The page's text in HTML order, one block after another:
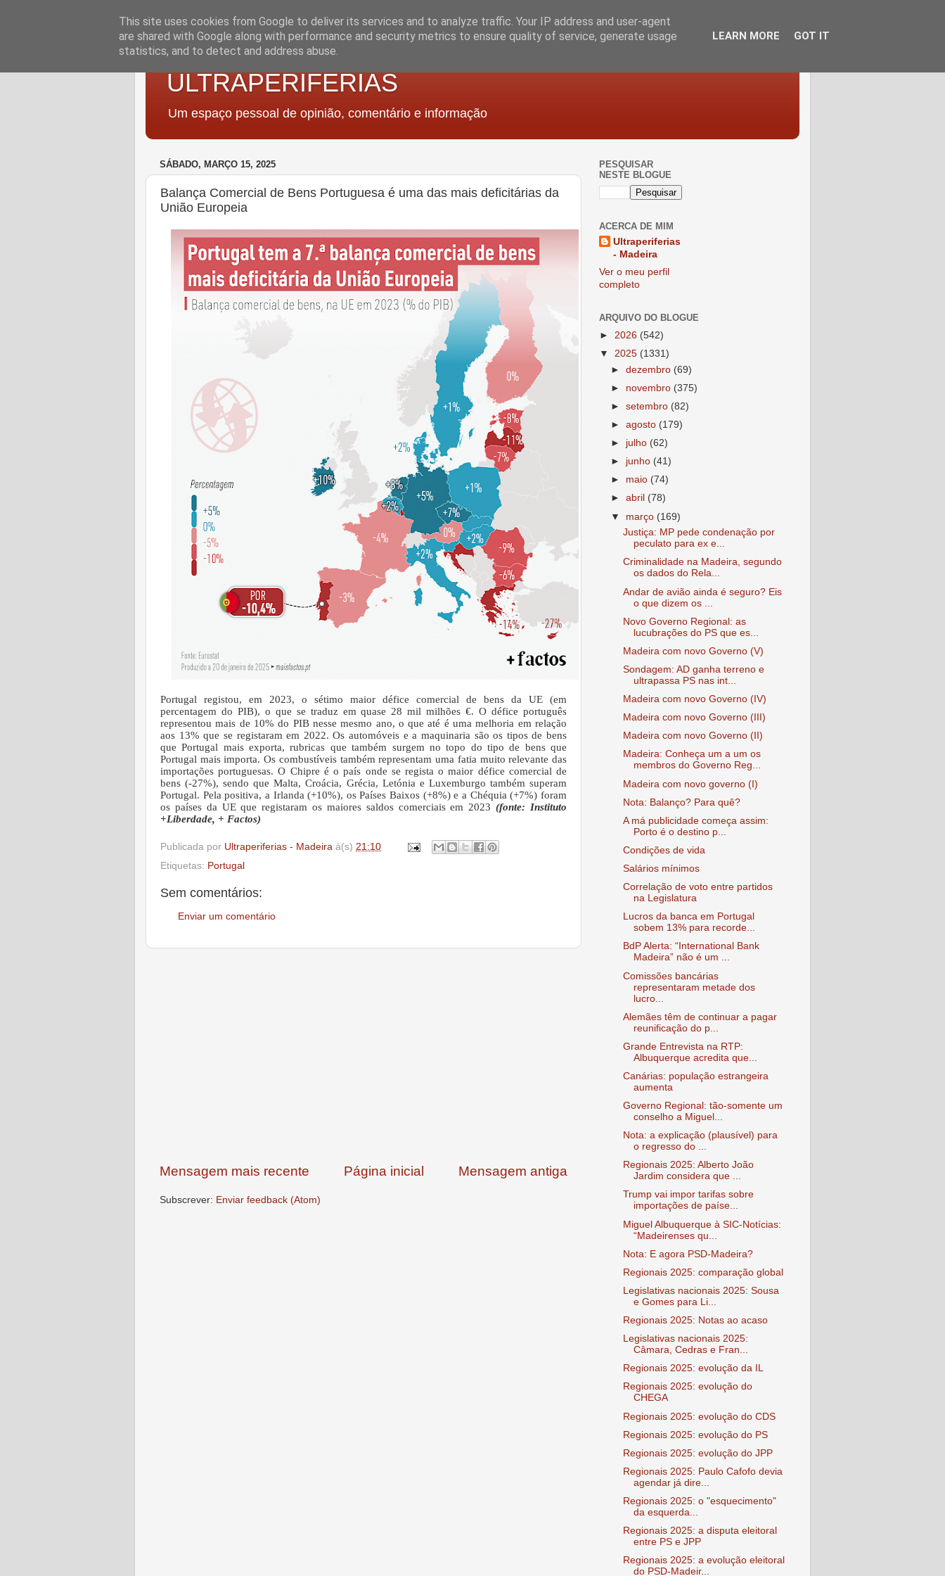
ULTRAPERIFERIAS
Um espaço pessoal de opinião, comentário e informação
SÁBADO, MARÇO 15, 2025
Balança Comercial de Bens Portuguesa é uma das mais deficitárias da
União Europeia
Portugal registou, em 2023, o sétimo maior défice comercial de bens da UE (em
percentagem do PIB), o que se traduz em quase 28 mil milhões €. O défice português
representou mais de 10% do PIB nesse mesmo ano, o que até é uma melhoria em relação
aos 13% que se registaram em 2022. Os automóveis e a maquinaria são os tipos de bens
que Portugal mais exporta, rubricas que também surgem no topo do tipo de bens que
Portugal mais importa. Os combustíveis também representam uma fatia muito relevante das
importações portuguesas. O Chipre é o país onde se regista o maior défice comercial de
bens (-27%), sendo que Malta, Croácia, Grécia, Letónia e Luxemburgo também superam
Portugal. Pela positiva, a Irlanda (+10%), os Países Baixos (+8%) e a Chéquia (+7%) foram
os países da UE que registaram os maiores saldos comerciais em 2023(fonte: Instituto
+Liberdade, + Factos)
Publicada por Ultraperiferias - Madeira à(s) 21:10
Etiquetas: Portugal
Sem comentários:
Enviar um comentário
Mensagem mais recente Mensagem antiga
Página inicial
Subscrever: Enviar feedback (Atom)
PESQUISAR
NESTE BLOGUE
ACERCA DE MIM
Ultraperiferias
- Madeira
Ver o meu perfil
completo
ARQUIVO DO BLOGUE
► 2026 (542)
▼ 2025 (1331)
►dezembro (69)
► novembro (375)
►setembro (82)
►agosto (179)
► julho (62)
► junho (41)
► maio (74)
►abril (78)
▼ março (169)
Justiça: MP pede condenação por
peculato para ex e...
Criminalidade na Madeira, segundo
os dados do Rela...
Andar de avião ainda é seguro? Eis
o que dizem os ...
Novo Governo Regional: as
lucubrações do PS que es...
Madeira com novo Governo (V)
Sondagem: AD ganha terreno e
ultrapassa PS nas int...
Madeira com novo Governo (IV)
Madeira com novo Governo (III)
Madeira com novo Governo (II)
Madeira: Conheça um a um os
membros do Governo Reg...
Madeira com novo governo (I)
Nota: Balanço? Para quê?
A má publicidade começa assim:
Porto é o destino p...
Condições de vida
Salários mínimos
Correlação de voto entre partidos
na Legislatura
Lucros da banca em Portugal
sobem 13% para recorde...
BdP Alerta: “International Bank
Madeira” não é um ...
Comissões bancárias
representaram metade dos
lucro...
Alemães têm de continuar a pagar
reunificação do p...
Grande Entrevista na RTP:
Albuquerque acredita que...
Canárias: população estrangeira
aumenta
Governo Regional: tão-somente um
conselho a Miguel...
Nota: a explicação (plausível) para
o regresso do ...
Regionais 2025: Alberto João
Jardim considera que ...
Trump vai impor tarifas sobre
importações de paíse...
Miguel Albuquerque à SIC-Notícias:
“Madeirenses qu...
Nota: E agora PSD-Madeira?
Regionais 2025: comparação global
Legislativas nacionais 2025: Sousa
e Gomes para Li...
Regionais 2025: Notas ao acaso
Legislativas nacionais 2025:
Câmara, Cedras e Fran...
Regionais 2025: evolução da IL
Regionais 2025: evolução do
CHEGA
Regionais 2025: evolução do CDS
Regionais 2025: evolução do PS
Regionais 2025: evolução do JPP
Regionais 2025: Paulo Cafofo devia
agendar já dire...
Regionais 2025: o "esquecimento"
da esquerda...
Regionais 2025: a disputa eleitoral
entre PS e JPP
Regionais 2025: a evolução eleitoral
do PSD-Madeir...
This site uses cookies from Google to deliver its services and to analyze traffic. Your IP address and user-agent
are shared with Google along with performance and security metrics to ensure quality of service, generate usage
statistics, and to detect and address abuse.
LEARN MORE GOT IT